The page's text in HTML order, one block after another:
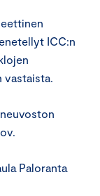
ICC:n
vastaista.